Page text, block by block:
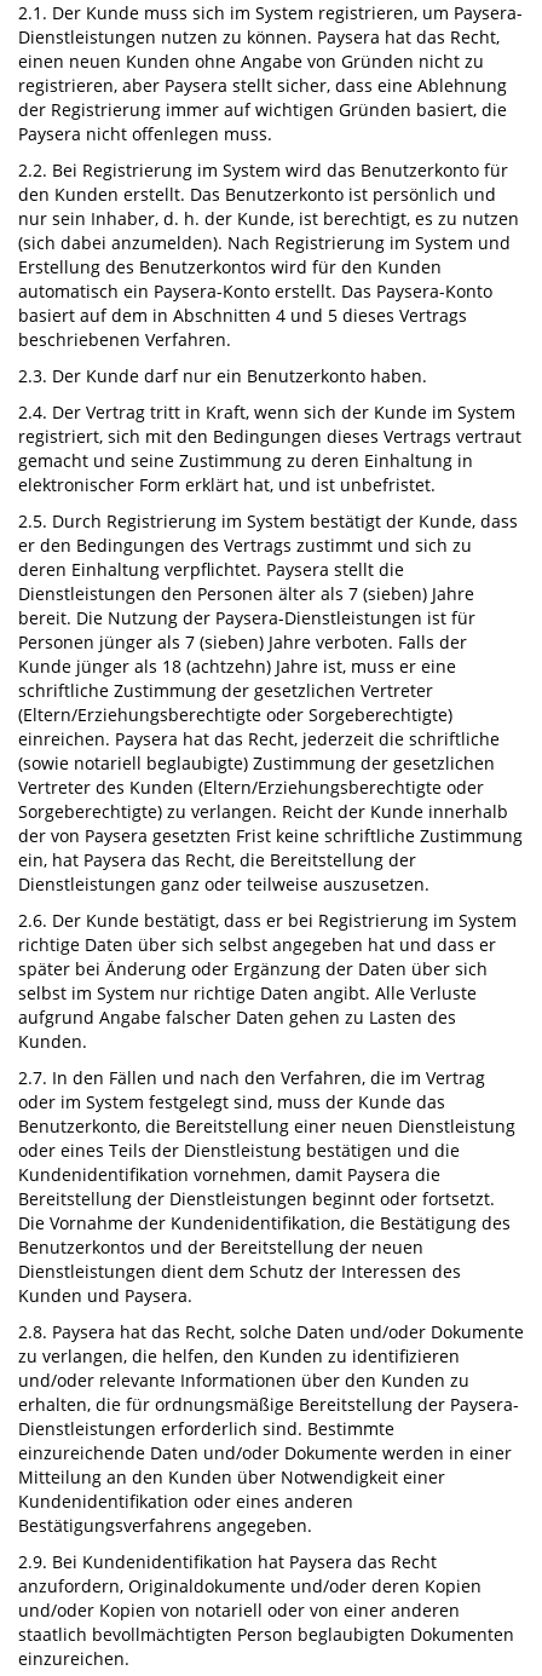
2.1. Der Kunde muss sich im System registrieren, um Paysera-
Dienstleistungen nutzen zu können. Paysera hat das Recht,
einen neuen Kunden ohne Angabe von Gründen nicht zu
registrieren, aber Paysera stellt sicher, dass eine Ablehnung
der Registrierung immer auf wichtigen Gründen basiert, die
Paysera nicht offenlegen muss.
2.2. Bei Registrierung im System wird das Benutzerkonto für
den Kunden erstellt. Das Benutzerkonto ist persönlich und
nur sein Inhaber, d. h. der Kunde, ist berechtigt, es zu nutzen
(sich dabei anzumelden). Nach Registrierung im System und
Erstellung des Benutzerkontos wird für den Kunden
automatisch ein Paysera-Konto erstellt. Das Paysera-Konto
basiert auf dem in Abschnitten 4 und 5 dieses Vertrags
beschriebenen Verfahren.
2.3. Der Kunde darf nur ein Benutzerkonto haben.
2.4. Der Vertrag tritt in Kraft, wenn sich der Kunde im System
registriert, sich mit den Bedingungen dieses Vertrags vertraut
gemacht und seine Zustimmung zu deren Einhaltung in
elektronischer Form erklärt hat, und ist unbefristet.
2.5. Durch Registrierung im System bestätigt der Kunde, dass
er den Bedingungen des Vertrags zustimmt und sich zu
deren Einhaltung verpflichtet. Paysera stellt die
Dienstleistungen den Personen älter als 7 (sieben) Jahre
bereit. Die Nutzung der Paysera-Dienstleistungen ist für
Personen jünger als 7 (sieben) Jahre verboten. Falls der
Kunde jünger als 18 (achtzehn) Jahre ist, muss er eine
schriftliche Zustimmung der gesetzlichen Vertreter
(Eltern/Erziehungsberechtigte oder Sorgeberechtigte)
einreichen. Paysera hat das Recht, jederzeit die schriftliche
(sowie notariell beglaubigte) Zustimmung der gesetzlichen
Vertreter des Kunden (Eltern/Erziehungsberechtigte oder
Sorgeberechtigte) zu verlangen. Reicht der Kunde innerhalb
der von Paysera gesetzten Frist keine schriftliche Zustimmung
ein, hat Paysera das Recht, die Bereitstellung der
Dienstleistungen ganz oder teilweise auszusetzen.
2.6. Der Kunde bestätigt, dass er bei Registrierung im System
richtige Daten über sich selbst angegeben hat und dass er
später bei Änderung oder Ergänzung der Daten über sich
selbst im System nur richtige Daten angibt. Alle Verluste
aufgrund Angabe falscher Daten gehen zu Lasten des
Kunden.
2.7. In den Fällen und nach den Verfahren, die im Vertrag
oder im System festgelegt sind, muss der Kunde das
Benutzerkonto, die Bereitstellung einer neuen Dienstleistung
oder eines Teils der Dienstleistung bestätigen und die
Kundenidentifikation vornehmen, damit Paysera die
Bereitstellung der Dienstleistungen beginnt oder fortsetzt.
Die Vornahme der Kundenidentifikation, die Bestätigung des
Benutzerkontos und der Bereitstellung der neuen
Dienstleistungen dient dem Schutz der Interessen des
Kunden und Paysera.
2.8. Paysera hat das Recht, solche Daten und/oder Dokumente
zu verlangen, die helfen, den Kunden zu identifizieren
und/oder relevante Informationen über den Kunden zu
erhalten, die für ordnungsmäßige Bereitstellung der Paysera-
Dienstleistungen erforderlich sind. Bestimmte
einzureichende Daten und/oder Dokumente werden in einer
Mitteilung an den Kunden über Notwendigkeit einer
Kundenidentifikation oder eines anderen
Bestätigungsverfahrens angegeben.
2.9. Bei Kundenidentifikation hat Paysera das Recht
anzufordern, Originaldokumente und/oder deren Kopien
und/oder Kopien von notariell oder von einer anderen
staatlich bevollmächtigten Person beglaubigten Dokumenten
einzureichen.